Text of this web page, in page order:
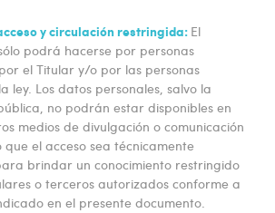
y circulación restringida: El
podrá hacerse por personas
el Titular y/o por las personas
ley. Los datos personales, salvo la
no podrán estar disponibles en
medios de divulgación o comunicación
que el acceso sea técnicamente
brindar un conocimiento restringido
o terceros autorizados conforme a
en el presente documento.